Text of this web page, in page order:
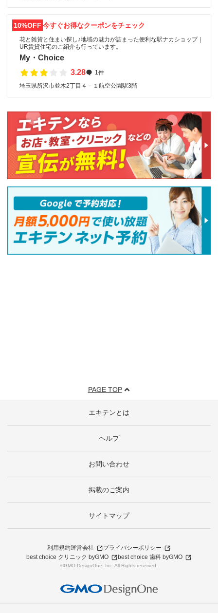
10%OFF 今すぐお得なクーポンをチェック
花と雑貨と住まい探し♪地域の魅力が詰まった便利な駅ナカショップ｜
UR賃貸住宅のご紹介も行っています。
My・Choice
3.28
1件
埼玉県所沢市並木2丁目４－１航空公園駅3階
PAGE TOP
エキテンとは
ヘルプ
お問い合わせ
掲載のご案内
サイトマップ
利用規約運営会社
プライバシーポリシー
best choice クリニック byGMO
best choice 歯科 byGMO
©GMO DesignOne, Inc. All Rights reserved.